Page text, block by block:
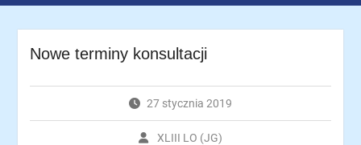
Nowe terminy konsultacji
27 stycznia 2019
XLIII LO (JG)